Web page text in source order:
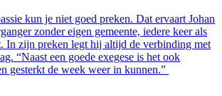
kun je niet goed preken. Dat ervaart Johan
zonder eigen gemeente, iedere keer als
In zijn preken legt hij altijd de verbinding met
“Naast een goede exegese is het ook
gesterkt de week weer in kunnen.”